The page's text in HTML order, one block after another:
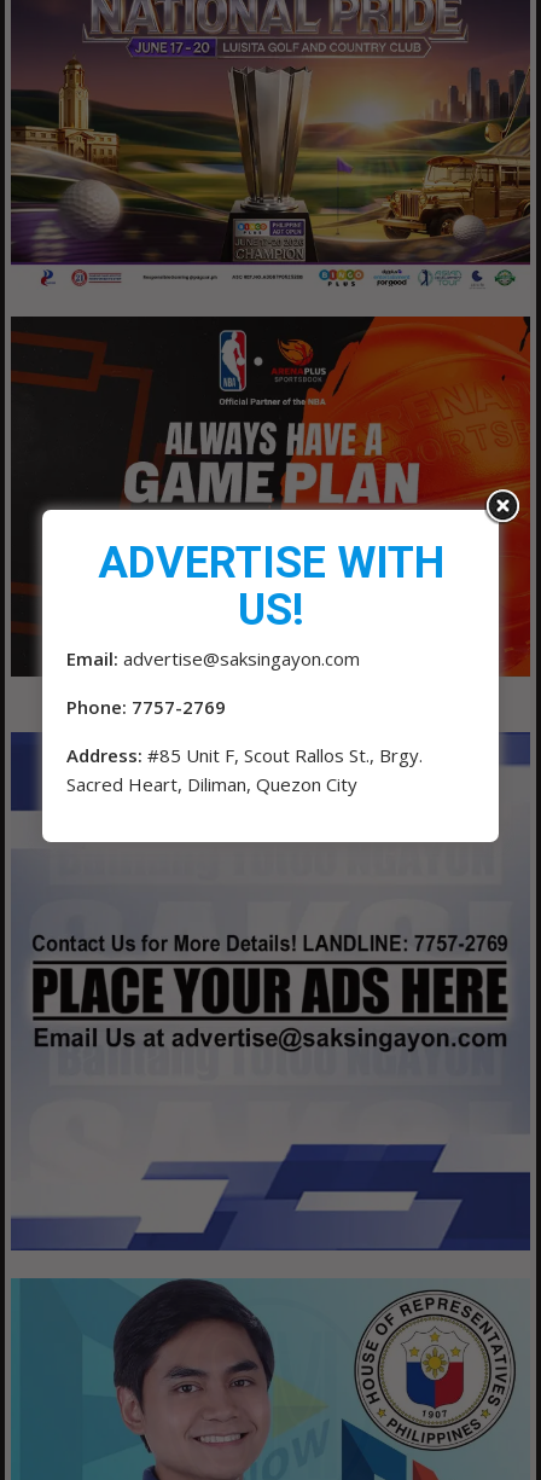
ADVERTISE WITH
US!
Email: advertise@saksingayon.com
Phone: 7757-2769
Address: #85 Unit F, Scout Rallos St., Brgy.
Sacred Heart, Diliman, Quezon City